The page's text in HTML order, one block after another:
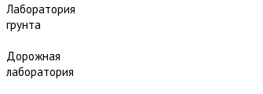
Лаборатория
грунта
Дорожная
лаборатория